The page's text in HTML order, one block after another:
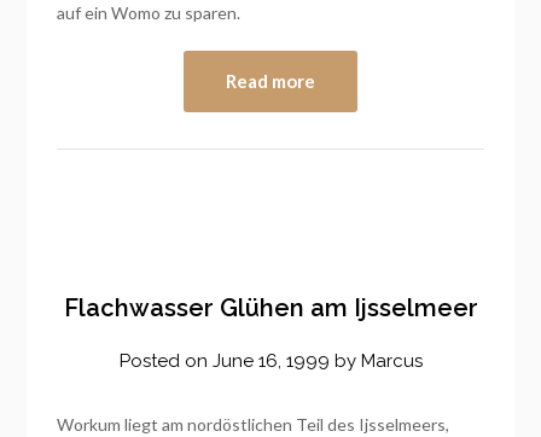
auf ein Womo zu sparen.
Read more
Flachwasser Glühen am Ijsselmeer
Posted on June 16, 1999 by Marcus
Workum liegt am nordöstlichen Teil des Ijsselmeers,